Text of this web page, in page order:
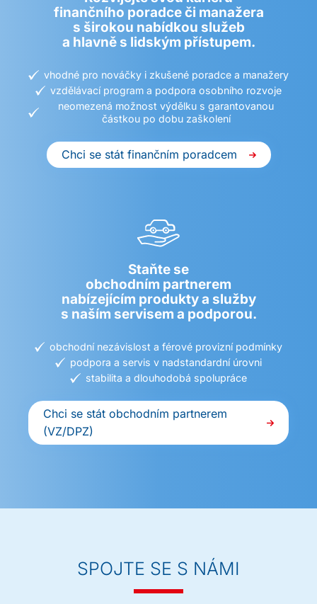
finančního poradce či manažera
s širokou nabídkou služeb
a hlavně s lidským přístupem.
vhodné pro nováčky i zkušené poradce a manažery
vzdělávací program a podpora osobního rozvoje
neomezená možnost výdělku s garantovanou
částkou po dobu zaškolení
Chci se stát finančním poradcem
Staňte se
obchodním partnerem
nabízejícím produkty a služby
s naším servisem a podporou.
obchodní nezávislost a férové provizní podmínky
podpora a servis v nadstandardní úrovni
stabilita a dlouhodobá spolupráce
Chci se stát obchodním partnerem
(VZ/DPZ)
SPOJTE SE S NÁMI